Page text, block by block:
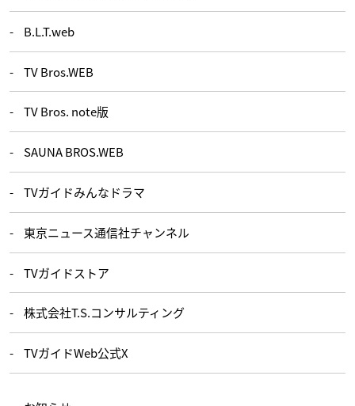
B.L.T.web
TV Bros.WEB
TV Bros. note版
SAUNA BROS.WEB
TVガイドみんなドラマ
東京ニュース通信社チャンネル
TVガイドストア
株式会社T.S.コンサルティング
TVガイドWeb公式X